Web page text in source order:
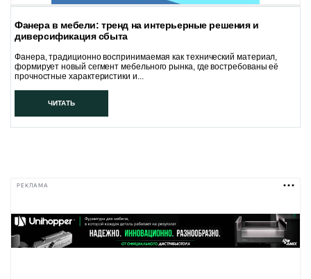
Фанера в мебели: тренд на интерьерные решения и
диверсификация сбыта
Фанера, традиционно воспринимаемая как технический материал,
формирует новый сегмент мебельного рынка, где востребованы её
прочностные характеристики и...
ЧИТАТЬ
РЕКЛАМА